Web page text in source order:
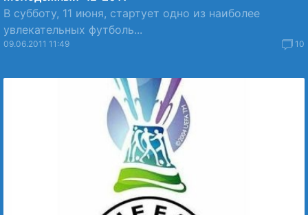
В субботу, 11 июня, стартует одно из наиболее
увлекательных футболь...
09.06.2011 11:49 10